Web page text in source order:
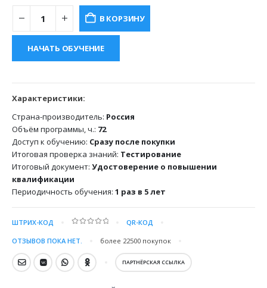
составляла
10000.00 ₽.
В КОРЗИНУ
НАЧАТЬ ОБУЧЕНИЕ
Характеристики:
Страна-производитель: Россия
Объём программы, ч.: 72
Доступ к обучению: Сразу после покупки
Итоговая проверка знаний: Тестирование
Итоговый документ: Удостоверение о повышении
квалификации
Периодичность обучения: 1 раз в 5 лет
ШТРИХ-КОД QR-КОД
ОТЗЫВОВ ПОКА НЕТ. более 22500 покупок
ПАРТНЁРСКАЯ ССЫЛКА